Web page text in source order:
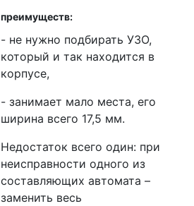
преимуществ:
- не нужно подбирать УЗО,
который и так находится в
корпусе,
- занимает мало места, его
ширина всего 17,5 мм.
Недостаток всего один: при
неисправности одного из
составляющих автомата –
заменить весь